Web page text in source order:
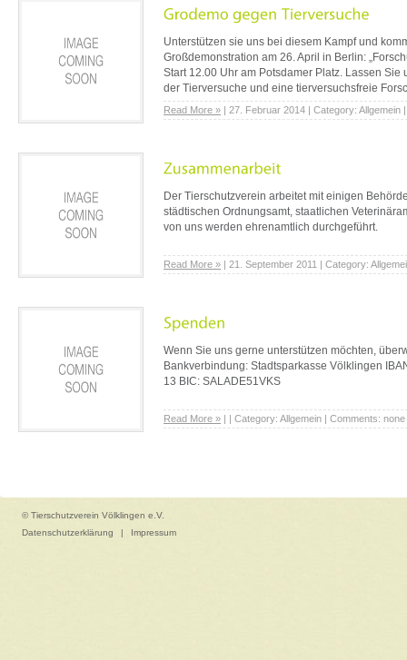
Unterstützen sie uns bei diesem Kampf und
Großdemonstration am 26. April in Berlin:
Start 12.00 Uhr am Potsdamer Platz. Lassen Sie
der Tierversuche und eine tierversuchsfreie
Read More » | 27. Februar 2014 | Category: Allgemein
Der Tierschutzverein arbeitet mit einigen
städtischen Ordnungsamt, staatlichen
von uns werden ehrenamtlich durchgeführt.
Read More » | 21. September 2011 | Category:
Wenn Sie uns gerne unterstützen möchten,
Bankverbindung: Stadtsparkasse Völklingen
13 BIC: SALADE51VKS
Read More » | | Category: Allgemein | Comments: none
© Tierschutzverein Völklingen e.V.
Datenschutzerklärung
| Impressum